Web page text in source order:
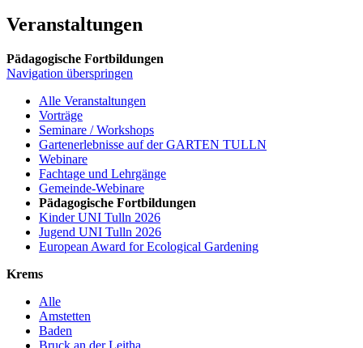
Veranstaltungen
Pädagogische Fortbildungen
Navigation überspringen
Alle Veranstaltungen
Vorträge
Seminare / Workshops
Gartenerlebnisse auf der GARTEN TULLN
Webinare
Fachtage und Lehrgänge
Gemeinde-Webinare
Pädagogische Fortbildungen
Kinder UNI Tulln 2026
Jugend UNI Tulln 2026
European Award for Ecological Gardening
Krems
Alle
Amstetten
Baden
Bruck an der Leitha